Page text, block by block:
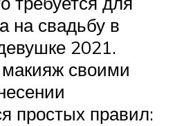
на свадьбу в
2021.
своими
простых правил: